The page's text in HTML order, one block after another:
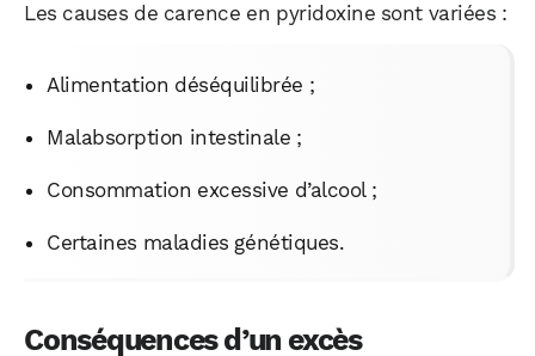
Les causes de carence en pyridoxine sont variées :
Alimentation déséquilibrée ;
Malabsorption intestinale ;
Consommation excessive d’alcool ;
Certaines maladies génétiques.
Conséquences d’un excès